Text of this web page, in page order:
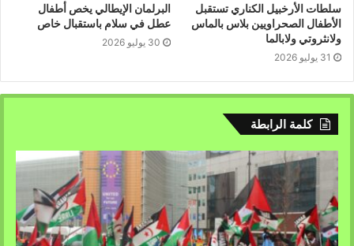
سلطات الأرخبيل الكناري تستقبل
الأطفال الصحراويين بلاس بالماس
ولانثروتي ولابالما
31 يوليو 2026
البرلمان الإيطالي يخص أطفال
عطل في سلام باستقبال خاص
30 يوليو 2026
كلمة الرابطة